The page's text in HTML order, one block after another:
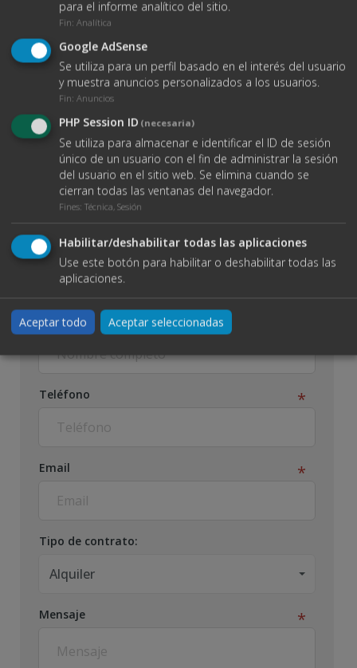
VER DATOS DE CONTACTO
O ENVÍANOS UN EMAIL
Nombre completo
Teléfono
Email
Tipo de contrato:
Alquiler
Mensaje
para el informe analítico del sitio.
Fin: Analítica
Google AdSense
Se utiliza para un perfil basado en el interés del usuario
y muestra anuncios personalizados a los usuarios.
Fin: Anuncios
PHP Session ID (necesaria)
Se utiliza para almacenar e identificar el ID de sesión
único de un usuario con el fin de administrar la sesión
del usuario en el sitio web. Se elimina cuando se
cierran todas las ventanas del navegador.
Fines: Técnica, Sesión
Habilitar/deshabilitar todas las aplicaciones
Use este botón para habilitar o deshabilitar todas las
aplicaciones.
Aceptar todo Aceptar seleccionadas